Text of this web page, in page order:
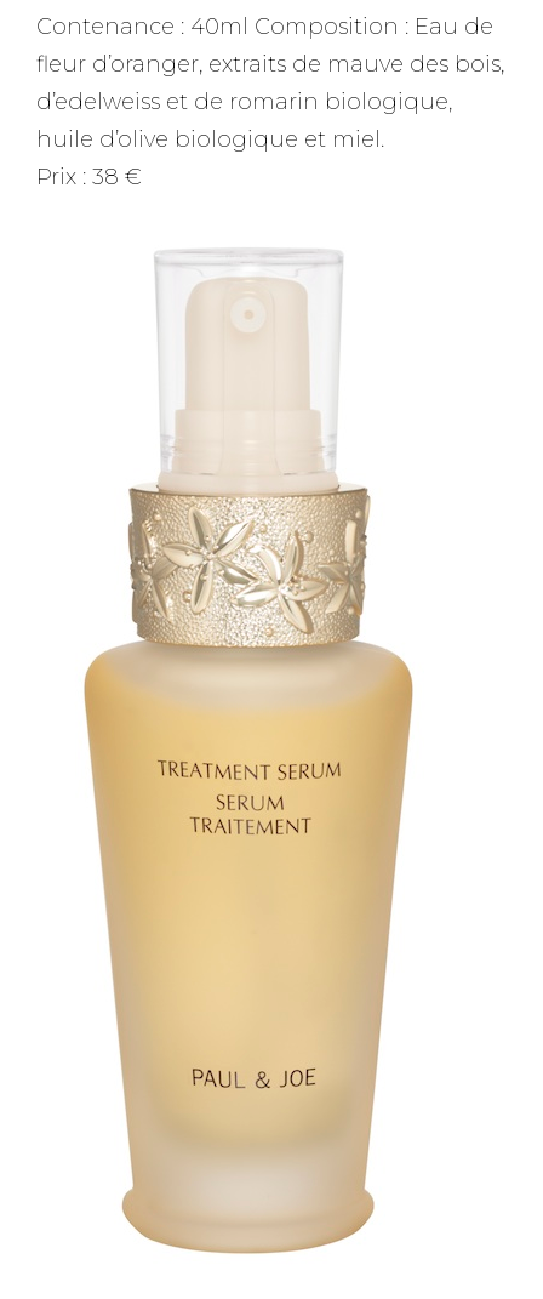
Contenance : 40ml Composition : Eau de
fleur d’oranger, extraits de mauve des bois,
d’edelweiss et de romarin biologique,
huile d’olive biologique et miel.
Prix : 38 €